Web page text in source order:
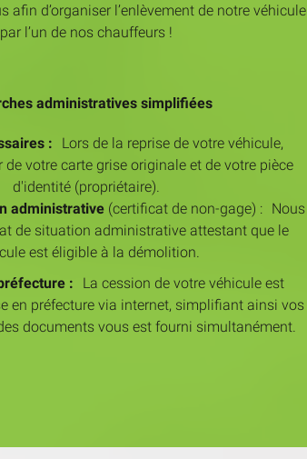
afin d’organiser l’enlèvement de notre véhicule
par l’un de nos chauffeurs !
administratives simplifiées
: Lors de la reprise de votre véhicule,
votre carte grise originale et de votre pièce
d'identité (propriétaire).
administrative (certificat de non-gage) : Nous
de situation administrative attestant que le
est éligible à la démolition.
: La cession de votre véhicule est
en préfecture via internet, simplifiant ainsi vos
documents vous est fourni simultanément.